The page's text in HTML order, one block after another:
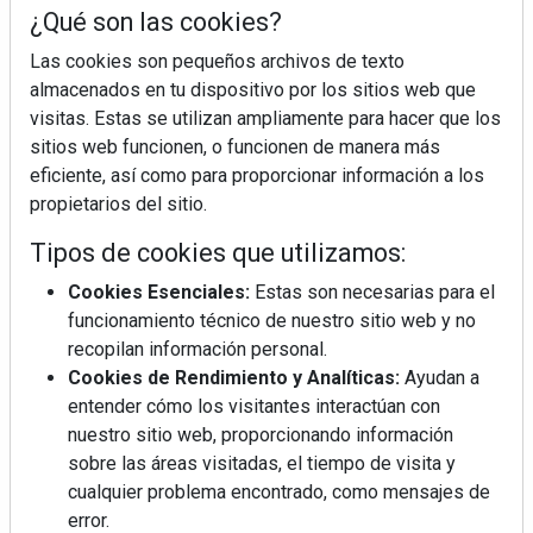
¿Qué son las cookies?
Las cookies son pequeños archivos de texto
almacenados en tu dispositivo por los sitios web que
visitas. Estas se utilizan ampliamente para hacer que los
sitios web funcionen, o funcionen de manera más
eficiente, así como para proporcionar información a los
propietarios del sitio.
Tipos de cookies que utilizamos:
Cookies Esenciales: Estas son necesarias para el
funcionamiento técnico de nuestro sitio web y no
recopilan información personal.
Cookies de Rendimiento y Analíticas: Ayudan a
entender cómo los visitantes interactúan con
nuestro sitio web, proporcionando información
sobre las áreas visitadas, el tiempo de visita y
cualquier problema encontrado, como mensajes de
error.